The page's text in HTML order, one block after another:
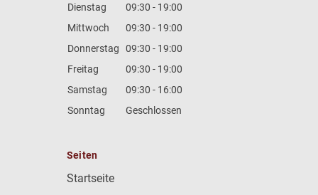
Dienstag
09:30 - 19:00
Mittwoch
09:30 - 19:00
Donnerstag
09:30 - 19:00
Freitag
09:30 - 19:00
Samstag
09:30 - 16:00
Sonntag
Geschlossen
Seiten
Startseite